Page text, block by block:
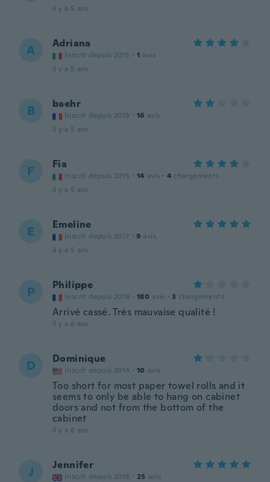
il y a 5 ans
A Adriana
Inscrit depuis 2015 · 1 avis
il y a 5 ans
B baehr
Inscrit depuis 2018 · 16 avis
il y a 5 ans
F Fia
Inscrit depuis 2015 · 14 avis · 4 chargements
il y a 5 ans
E Emeline
Inscrit depuis 2017 · 9 avis
il y a 5 ans
P Philippe
Inscrit depuis 2018 · 180 avis · 3 chargements
Arrivé cassé. Très mauvaise qualité !
il y a 6 ans
D Dominique
Inscrit depuis 2014 · 10 avis
Too short for most paper towel rolls and it
seems to only be able to hang on cabinet
doors and not from the bottom of the
cabinet
il y a 6 ans
J Jennifer
Inscrit depuis 2018 · 25 avis